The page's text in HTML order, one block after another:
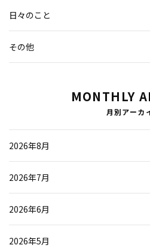
日々のこと
その他
MONTHLY
月別アーカ
2026年8月
2026年7月
2026年6月
2026年5月